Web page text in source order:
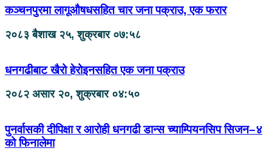
कञ्चनपुरमा लागूऔषधसहित चार जना पक्राउ, एक फरार
२०८३ बैशाख २५, शुक्रबार ०७:५८
धनगढीबाट खैरो हेरोइनसहित एक जना पक्राउ
२०८२ असार २०, शुक्रबार ०४:५०
पुनर्वासकी दीपिक्षा र आरोही धनगढी डान्स च्याम्पियनसिप सिजन–४
को फिनालेमा